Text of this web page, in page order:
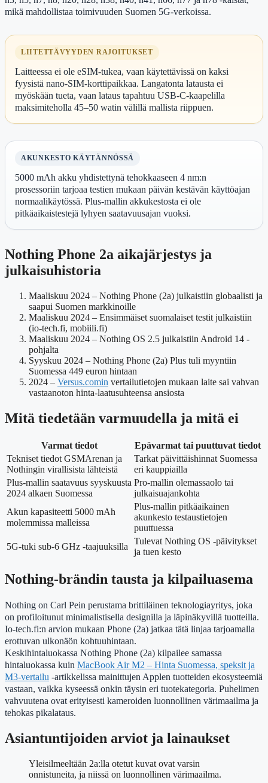
mikä mahdollistaa toimivuuden Suomen 5G-verkoissa.
LIITETTÄVYYDEN RAJOITUKSET
Laitteessa ei ole eSIM-tukea, vaan käytettävissä on kaksi
fyysistä nano-SIM-korttipaikkaa. Langatonta latausta ei
myöskään tueta, vaan lataus tapahtuu USB-C-kaapelilla
maksimiteholla 45–50 watin välillä mallista riippuen.
AKUNKESTO KÄYTÄNNÖSSÄ
5000 mAh akku yhdistettynä tehokkaaseen 4 nm:n
prosessoriin tarjoaa testien mukaan päivän kestävän käyttöajan
normaalikäytössä. Plus-mallin akkukestosta ei ole
pitkäaikaistestejä lyhyen saatavuusajan vuoksi.
Nothing Phone 2a aikajärjestys ja
julkaisuhistoria
Maaliskuu 2024 – Nothing Phone (2a) julkaistiin globaalisti ja
saapui Suomen markkinoille
Maaliskuu 2024 – Ensimmäiset suomalaiset testit julkaistiin
(io-tech.fi, mobiili.fi)
Maaliskuu 2024 – Nothing OS 2.5 julkaistiin Android 14 -
pohjalta
Syyskuu 2024 – Nothing Phone (2a) Plus tuli myyntiin
Suomessa 449 euron hintaan
2024 – Versus.comin vertailutietojen mukaan laite sai vahvan
vastaanoton hinta-laatusuhteensa ansiosta
Mitä tiedetään varmuudella ja mitä ei
Varmat tiedot
Epävarmat tai puuttuvat tiedot
Tekniset tiedot GSMArenan ja
Nothingin virallisista lähteistä
Tarkat päivittäishinnat Suomessa
eri kauppiailla
Plus-mallin saatavuus syyskuusta
2024 alkaen Suomessa
Pro-mallin olemassaolo tai
julkaisuajankohta
Akun kapasiteetti 5000 mAh
molemmissa malleissa
Plus-mallin pitkäaikainen
akunkesto testaustietojen
puuttuessa
5G-tuki sub-6 GHz -taajuuksilla
Tulevat Nothing OS -päivitykset
ja tuen kesto
Nothing-brändin tausta ja kilpailuasema
Nothing on Carl Pein perustama brittiläinen teknologiayritys, joka
on profiloitunut minimalistisella designilla ja läpinäkyvillä tuotteilla.
Io-tech.fi:n arvion mukaan Phone (2a) jatkaa tätä linjaa tarjoamalla
erottuvan ulkonäön kohtuuhintaan.
Keskihintaluokassa Nothing Phone (2a) kilpailee samassa
hintaluokassa kuin MacBook Air M2 – Hinta Suomessa, speksit ja
M3-vertailu -artikkelissa mainittujen Applen tuotteiden ekosysteemiä
vastaan, vaikka kyseessä onkin täysin eri tuotekategoria. Puhelimen
vahvuutena ovat erityisesti kameroiden luonnollinen värimaailma ja
tehokas pikalataus.
Asiantuntijoiden arviot ja lainaukset
Yleisilmeeltään 2a:lla otetut kuvat ovat varsin
onnistuneita, ja niissä on luonnollinen värimaailma.